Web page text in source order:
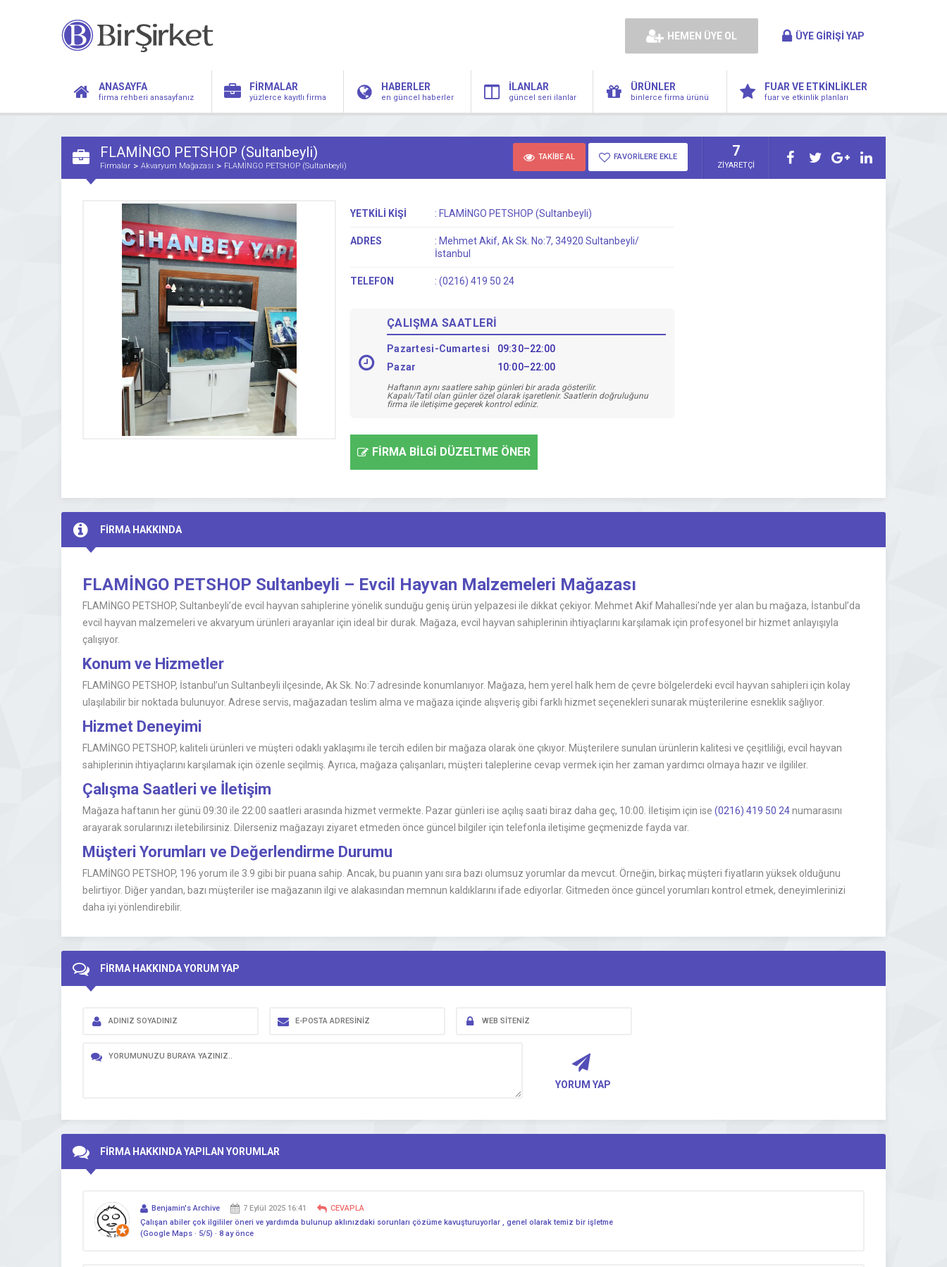
HEMEN ÜYE OL ÜYE GİRİŞİ YAP
ANASAYFA
firma rehberi anasayfanız
FİRMALAR
yüzlerce kayıtlı firma
HABERLER
en güncel haberler
İLANLAR
güncel seri ilanlar
ÜRÜNLER
binlerce firma ürünü
FUAR VE ETKİNLİKLER
fuar ve etkinlik planları
FLAMİNGO PETSHOP (Sultanbeyli)
Firmalar Akvaryum Mağazası FLAMİNGO PETSHOP (Sultanbeyli)
TAKİBE AL FAVORİLERE EKLE 7
ZİYARETÇİ
YETKİLİ KİŞİ : FLAMİNGO PETSHOP (Sultanbeyli)
ADRES : Mehmet Akif, Ak Sk. No:7, 34920 Sultanbeyli/
İstanbul
TELEFON : (0216) 419 50 24
ÇALIŞMA SAATLERİ
Pazartesi-Cumartesi
09:30–22:00
Pazar
10:00–22:00
Haftanın aynı saatlere sahip günleri bir arada gösterilir.
Kapalı/Tatil olan günler özel olarak işaretlenir. Saatlerin doğruluğunu
firma ile iletişime geçerek kontrol ediniz.
FİRMA BİLGİ DÜZELTME ÖNER
FİRMA HAKKINDA
FLAMİNGO PETSHOP Sultanbeyli – Evcil Hayvan Malzemeleri Mağazası
FLAMİNGO PETSHOP, Sultanbeyli’de evcil hayvan sahiplerine yönelik sunduğu geniş ürün yelpazesi ile dikkat çekiyor. Mehmet Akif Mahallesi’nde yer alan bu mağaza, İstanbul’da
evcil hayvan malzemeleri ve akvaryum ürünleri arayanlar için ideal bir durak. Mağaza, evcil hayvan sahiplerinin ihtiyaçlarını karşılamak için profesyonel bir hizmet anlayışıyla
çalışıyor.
Konum ve Hizmetler
FLAMİNGO PETSHOP, İstanbul’un Sultanbeyli ilçesinde, Ak Sk. No:7 adresinde konumlanıyor. Mağaza, hem yerel halk hem de çevre bölgelerdeki evcil hayvan sahipleri için kolay
ulaşılabilir bir noktada bulunuyor. Adrese servis, mağazadan teslim alma ve mağaza içinde alışveriş gibi farklı hizmet seçenekleri sunarak müşterilerine esneklik sağlıyor.
Hizmet Deneyimi
FLAMİNGO PETSHOP, kaliteli ürünleri ve müşteri odaklı yaklaşımı ile tercih edilen bir mağaza olarak öne çıkıyor. Müşterilere sunulan ürünlerin kalitesi ve çeşitliliği, evcil hayvan
sahiplerinin ihtiyaçlarını karşılamak için özenle seçilmiş. Ayrıca, mağaza çalışanları, müşteri taleplerine cevap vermek için her zaman yardımcı olmaya hazır ve ilgililer.
Çalışma Saatleri ve İletişim
Mağaza haftanın her günü 09:30 ile 22:00 saatleri arasında hizmet vermekte. Pazar günleri ise açılış saati biraz daha geç, 10:00. İletişim için ise (0216) 419 50 24numarasını
arayarak sorularınızı iletebilirsiniz. Dilerseniz mağazayı ziyaret etmeden önce güncel bilgiler için telefonla iletişime geçmenizde fayda var.
Müşteri Yorumları ve Değerlendirme Durumu
FLAMİNGO PETSHOP, 196 yorum ile 3.9 gibi bir puana sahip. Ancak, bu puanın yanı sıra bazı olumsuz yorumlar da mevcut. Örneğin, birkaç müşteri fiyatların yüksek olduğunu
belirtiyor. Diğer yandan, bazı müşteriler ise mağazanın ilgi ve alakasından memnun kaldıklarını ifade ediyorlar. Gitmeden önce güncel yorumları kontrol etmek, deneyimlerinizi
daha iyi yönlendirebilir.
FİRMA HAKKINDA YORUM YAP
YORUM YAP
FİRMA HAKKINDA YAPILAN YORUMLAR
Benjamin's Archive 7 Eylül 2025 16:41
CEVAPLA
Çalışan abiler çok ilgililer öneri ve yardımda bulunup aklınızdaki sorunları çözüme kavuşturuyorlar , genel olarak temiz bir işletme
(Google Maps · 5/5) · 8 ay önce